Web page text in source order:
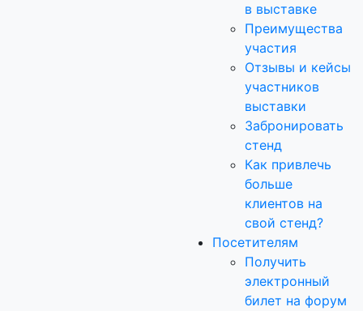
в выставке
Преимущества
участия
Отзывы и кейсы
участников
выставки
Забронировать
стенд
Как привлечь
больше
клиентов на
свой стенд?
Посетителям
Получить
электронный
билет на форум